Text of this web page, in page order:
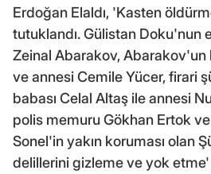
Erdoğan Elaldı, 'Kasten
tutuklandı. Gülistan Doku'nun
Zeinal Abarakov, Abarakov'un
ve annesi Cemile Yücer, firari
babası Celal Altaş ile annesi
polis memuru Gökhan Ertok
Sonel'in yakın koruması olan
delillerini gizleme ve yok